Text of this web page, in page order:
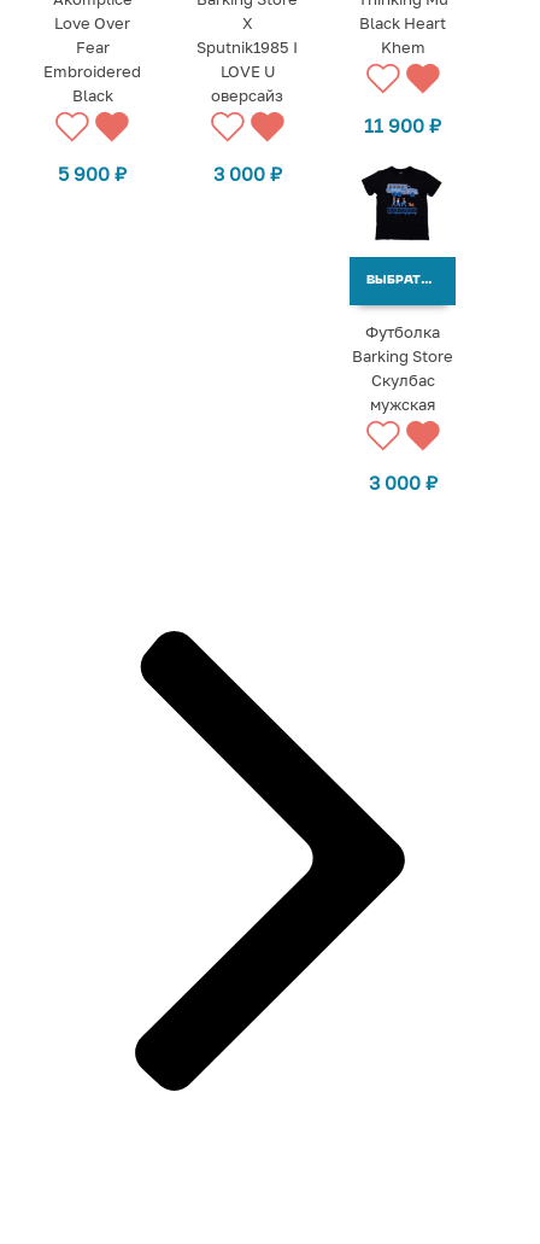
Love Over
Fear
Embroidered
Black
5 900₽
X
Sputnik1985 I
LOVE U
оверсайз
3 000 ₽
Black Heart
Khem
11 900₽
ВЫБРАТЬ ВАРИАНТЫ
Футболка
Barking Store
Скулбас
мужская
3 000 ₽